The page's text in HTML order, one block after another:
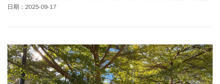
董事長張淑芬週三（9/17）在由《今周刊》與《幸福熟齡》共同舉
日期：2025-09-17